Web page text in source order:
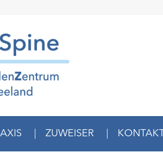
ZUWEISER KONTAKT